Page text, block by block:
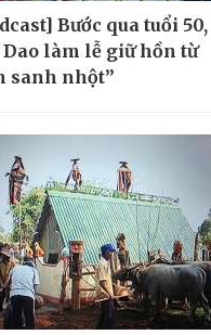
Bước qua tuổi 50,
làm lễ giữ hồn từ
sanh nhột”